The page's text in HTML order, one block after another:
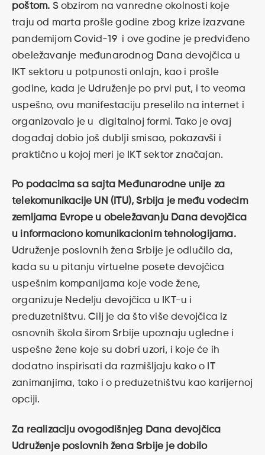
poštom. S obzirom na vanredne okolnosti koje
traju od marta prošle godine zbog krize izazvane
pandemijom Covid-19 i ove godine je predviđeno
obeležavanje međunarodnog Dana devojčica u
IKT sektoru u potpunosti onlajn, kao i prošle
godine, kada je Udruženje po prvi put, i to veoma
uspešno, ovu manifestaciju preselilo na internet i
organizovalo je u digitalnoj formi. Tako je ovaj
događaj dobio još dublji smisao, pokazavši i
praktično u kojoj meri je IKT sektor značajan.
Po podacima sa sajta Međunarodne unije za
telekomunikacije UN (ITU), Srbija je među vodećim
zemljama Evrope u obeležavanju Dana devojčica
u informaciono komunikacionim tehnologijama.
Udruženje poslovnih žena Srbije je odlučilo da,
kada su u pitanju virtuelne posete devojčica
uspešnim kompanijama koje vode žene,
organizuje Nedelju devojčica u IKT-u i
preduzetništvu. Cilj je da što više devojčica iz
osnovnih škola širom Srbije upoznaju ugledne i
uspešne žene koje su dobri uzori, i koje će ih
dodatno inspirisati da razmišljaju kako o IT
zanimanjima, tako i o preduzetništvu kao karijernoj
opciji.
Za realizaciju ovogodišnjeg Dana devojčica
Udruženje poslovnih žena Srbije je dobilo